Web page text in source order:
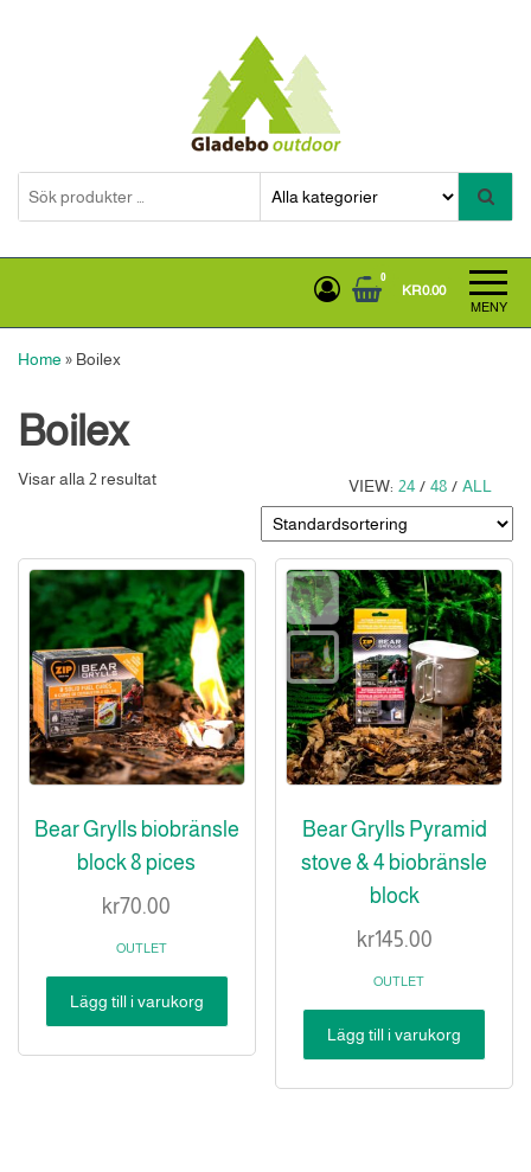
Gladebooutdoor
MENY
0
KR0.00
Home » Boilex
Boilex
VIEW: 24 / 48 / ALL
Visar alla 2 resultat
Bear Grylls biobränsle
block 8 pices
kr70.00
OUTLET
Lägg till i varukorg
Bear Grylls Pyramid
stove & 4 biobränsle
block
kr145.00
OUTLET
Lägg till i varukorg